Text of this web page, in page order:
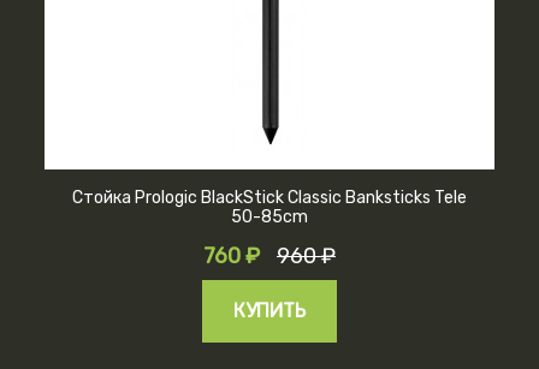
Стойка Prologic BlackStick Classic Banksticks Tele
50-85cm
760 ₽ 960 ₽
КУПИТЬ